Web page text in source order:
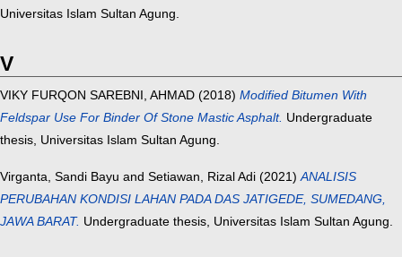
Universitas Islam Sultan Agung.
V
VIKY FURQON SAREBNI, AHMAD (2018) Modified Bitumen With
Feldspar Use For Binder Of Stone Mastic Asphalt. Undergraduate
thesis, Universitas Islam Sultan Agung.
Virganta, Sandi Bayu and Setiawan, Rizal Adi (2021)ANALISIS
PERUBAHAN KONDISI LAHAN PADA DAS JATIGEDE, SUMEDANG,
JAWA BARAT. Undergraduate thesis, Universitas Islam Sultan Agung.